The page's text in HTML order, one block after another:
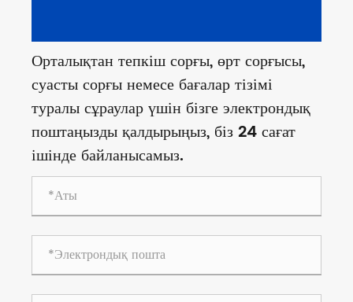
Орталықтан тепкіш сорғы, өрт сорғысы,
суасты сорғы немесе бағалар тізімі
туралы сұраулар үшін бізге электрондық
поштаңызды қалдырыңыз, біз 24 сағат
ішінде байланысамыз.